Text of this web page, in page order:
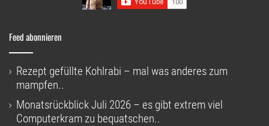
Feed abonnieren
Rezept gefüllte Kohlrabi – mal was anderes zum
mampfen..
Monatsrückblick Juli 2026 – es gibt extrem viel
Computerkram zu bequatschen..